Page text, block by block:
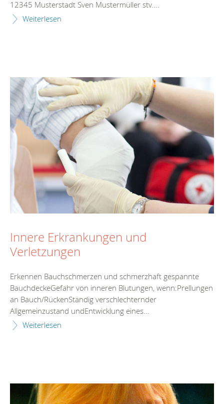
12345 Musterstadt Sven Mustermüller stv....
Weiterlesen
Innere Erkrankungen und
Verletzungen
Erkennen Bauchschmerzen und schmerzhaft gespannte
BauchdeckeGefahr von inneren Blutungen, wenn:Prellungen
an Bauch/RückenStändig verschlechternder
Allgemeinzustand undEntwicklung eines...
Weiterlesen